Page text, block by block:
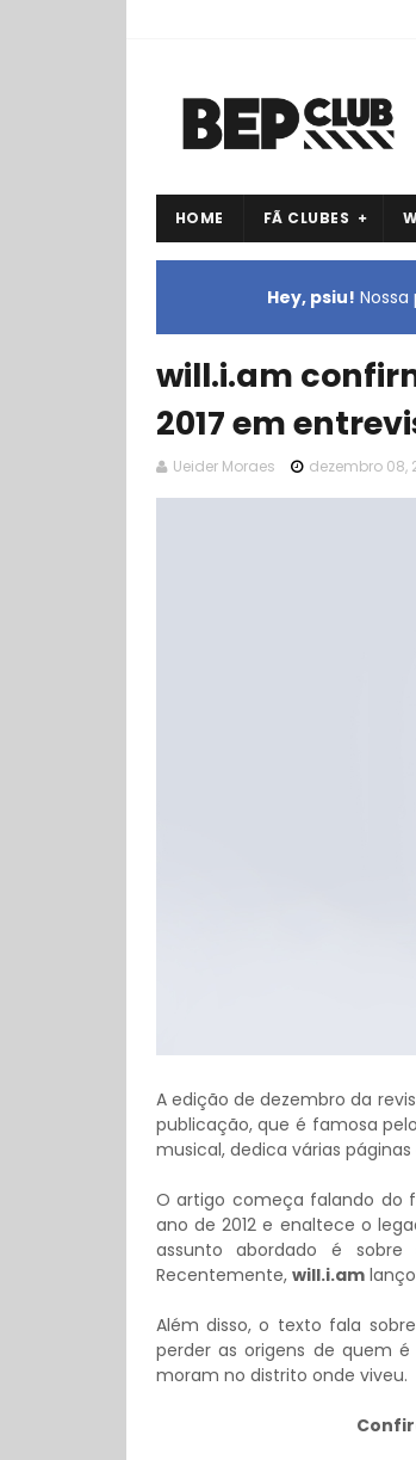
HOME FÃ CLUBES
Hey, psiu!
will.i.am
2017 em
Ueider Moraes dezembro 08,
A edição de dezembro da
publicação, que é famosa
musical, dedica várias páginas
O artigo começa falando do
ano de 2012 e enaltece o
assunto abordado é
Recentemente, will.i.am
Além disso, o texto fala
perder as origens de quem
moram no distrito onde viveu.